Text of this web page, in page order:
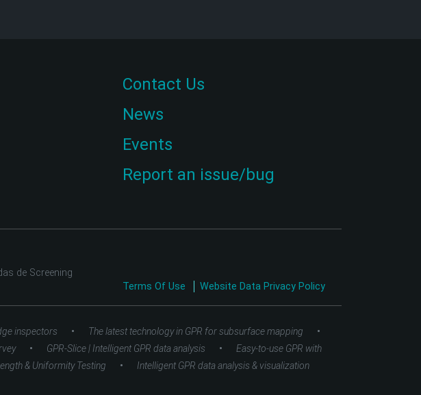
Contact Us
News
Events
Report an issue/bug
de Screening
Terms Of Use Website Data Privacy Policy
inspectors • The latest technology in GPR for subsurface mapping •
• GPR-Slice | Intelligent GPR data analysis •
Easy-to-use GPR with
& Uniformity Testing •
Intelligent GPR data analysis & visualization